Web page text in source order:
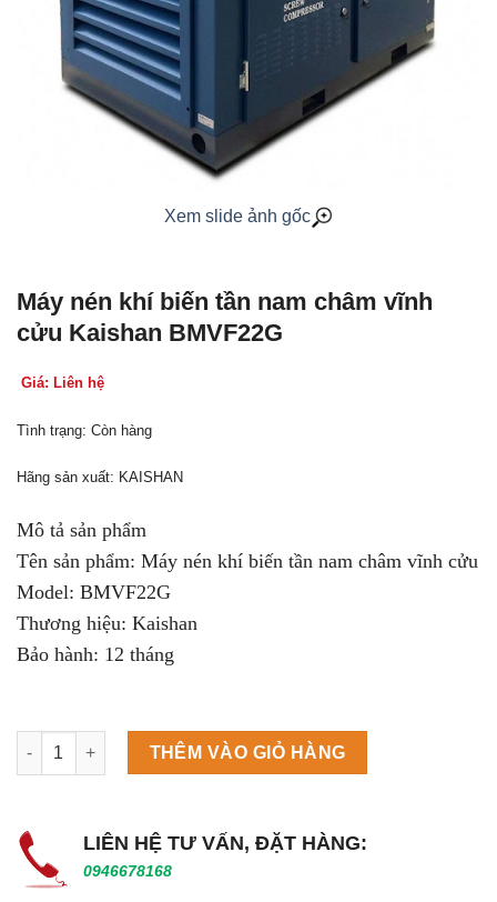
Xem slide ảnh gốc
Máy nén khí biến tần nam châm vĩnh
cửu Kaishan BMVF22G
Giá: Liên hệ
Tình trạng: Còn hàng
Hãng sản xuất: KAISHAN
Mô tả sản phẩm
Tên sản phẩm: Máy nén khí biến tần nam châm vĩnh cửu
Model: BMVF22G
Thương hiệu: Kaishan
Bảo hành: 12 tháng
Máy làm đá viên Scotsman NW458AS số lượng
THÊM VÀO GIỎ HÀNG
LIÊN HỆ TƯ VẤN, ĐẶT HÀNG:
0946678168